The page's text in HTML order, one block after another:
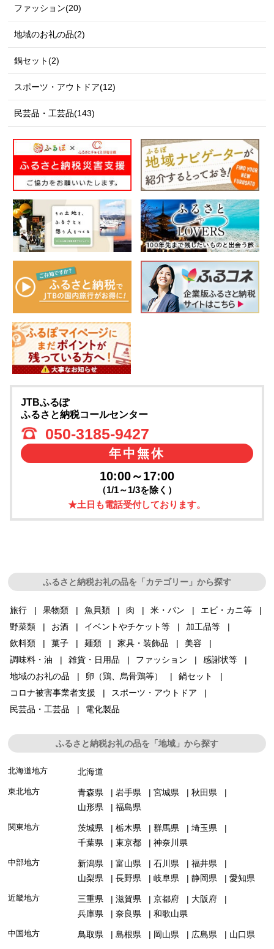
ファッション(20)
地域のお礼の品(2)
鍋セット(2)
スポーツ・アウトドア(12)
民芸品・工芸品(143)
JTBふるぽ
ふるさと納税コールセンター
050-3185-9427
年中無休
10:00～17:00
（1/1～1/3を除く）
★土日も電話受付しております。
ふるさと納税お礼の品を「カテゴリー」から探す
旅行 果物類 魚貝類 肉 米・パン
エビ・カニ等
野菜類
お酒 イベントやチケット等
加工品等
飲料類
菓子 麺類 家具・装飾品
美容
調味料・油
雑貨・日用品 ファッション
感謝状等
地域のお礼の品
卵（鶏、烏骨鶏等）
鍋セット
コロナ被害事業者支援
スポーツ・アウトドア
民芸品・工芸品
電化製品
ふるさと納税お礼の品を「地域」から探す
北海道地方 北海道
東北地方 青森県 岩手県 宮城県
秋田県
山形県
福島県
関東地方 茨城県 栃木県 群馬県
埼玉県
千葉県
東京都 神奈川県
中部地方 新潟県 富山県 石川県
福井県
山梨県
長野県 岐阜県 静岡県 愛知県
近畿地方 三重県 滋賀県 京都府
大阪府
兵庫県
奈良県 和歌山県
中国地方 鳥取県 島根県 岡山県 広島県 山口県